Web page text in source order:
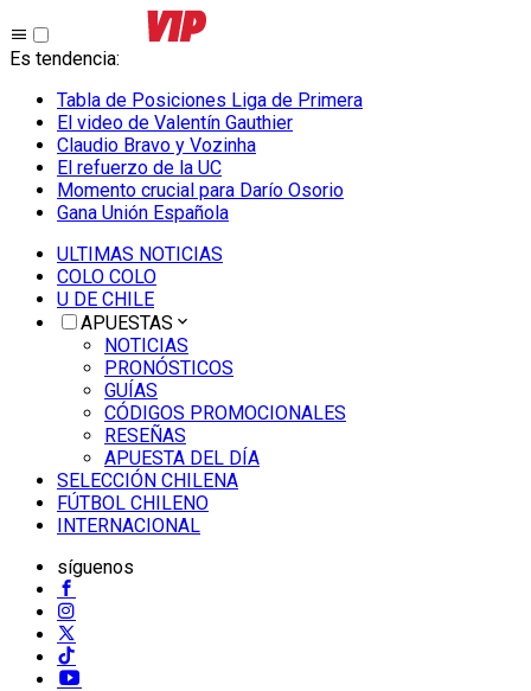
Es tendencia:
Tabla de Posiciones Liga de Primera
El video de Valentín Gauthier
Claudio Bravo y Vozinha
El refuerzo de la UC
Momento crucial para Darío Osorio
Gana Unión Española
ULTIMAS NOTICIAS
COLO COLO
U DE CHILE
APUESTAS
NOTICIAS
PRONÓSTICOS
GUÍAS
CÓDIGOS PROMOCIONALES
RESEÑAS
APUESTA DEL DÍA
SELECCIÓN CHILENA
FÚTBOL CHILENO
INTERNACIONAL
síguenos